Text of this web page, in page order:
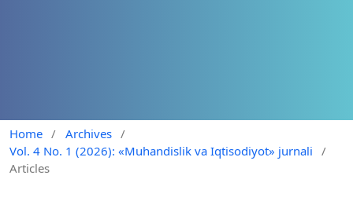
Home / Archives /
Vol. 4 No. 1 (2026): «Muhandislik va Iqtisodiyot» jurnali
/
Articles